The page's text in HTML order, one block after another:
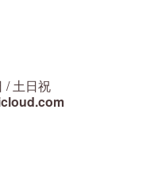
/ 土日祝